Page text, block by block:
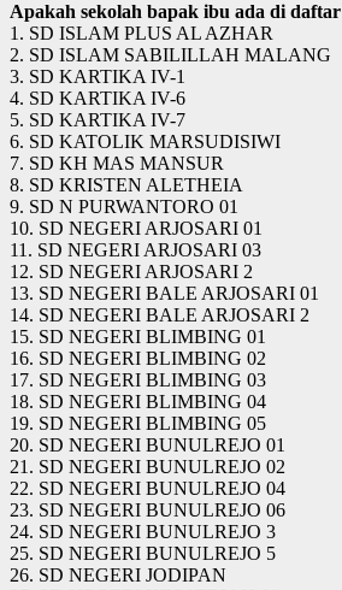
Apakah sekolah bapak ibu ada di
1. SD ISLAM PLUS AL AZHAR
2. SD ISLAM SABILILLAH MALANG
3. SD KARTIKA IV-1
4. SD KARTIKA IV-6
5. SD KARTIKA IV-7
6. SD KATOLIK MARSUDISIWI
7. SD KH MAS MANSUR
8. SD KRISTEN ALETHEIA
9. SD N PURWANTORO 01
10. SD NEGERI ARJOSARI 01
11. SD NEGERI ARJOSARI 03
12. SD NEGERI ARJOSARI 2
13. SD NEGERI BALE ARJOSARI 01
14. SD NEGERI BALE ARJOSARI 2
15. SD NEGERI BLIMBING 01
16. SD NEGERI BLIMBING 02
17. SD NEGERI BLIMBING 03
18. SD NEGERI BLIMBING 04
19. SD NEGERI BLIMBING 05
20. SD NEGERI BUNULREJO 01
21. SD NEGERI BUNULREJO 02
22. SD NEGERI BUNULREJO 04
23. SD NEGERI BUNULREJO 06
24. SD NEGERI BUNULREJO 3
25. SD NEGERI BUNULREJO 5
26. SD NEGERI JODIPAN